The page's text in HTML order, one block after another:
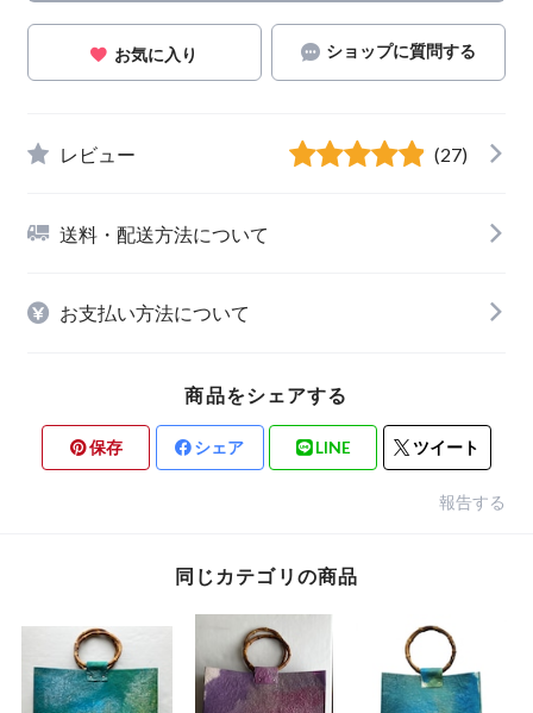
お気に入り ショップに質問する
レビュー (27)
送料・配送方法について
お支払い方法について
商品をシェアする
保存 シェア LINE ツイート
報告する
同じカテゴリの商品